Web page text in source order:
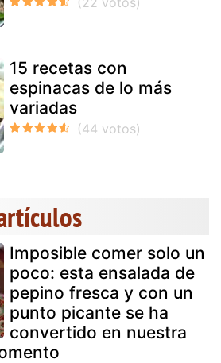
15 recetas con
espinacas de lo más
variadas
Imposible comer solo un
poco: esta ensalada de
pepino fresca y con un
punto picante se ha
convertido en nuestra